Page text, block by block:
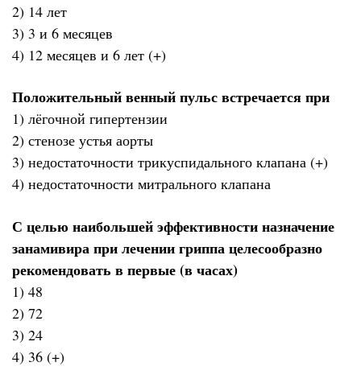
2) 14 лет
3) 3 и 6 месяцев
4) 12 месяцев и 6 лет (+)
Положительный венный пульс встречается при
1) лёгочной гипертензии
2) стенозе устья аорты
3) недостаточности трикуспидального клапана (+)
4) недостаточности митрального клапана
С целью наибольшей эффективности назначение
занамивира при лечении гриппа целесообразно
рекомендовать в первые (в часах)
1) 48
2) 72
3) 24
4) 36 (+)